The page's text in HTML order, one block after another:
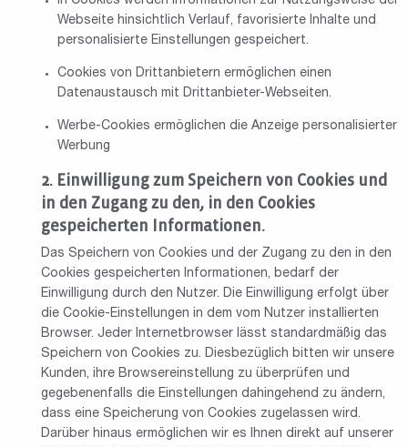
Webseite hinsichtlich Verlauf, favorisierte Inhalte und
personalisierte Einstellungen gespeichert.
Cookies von Drittanbietern ermöglichen einen
Datenaustausch mit Drittanbieter-Webseiten.
Werbe-Cookies ermöglichen die Anzeige personalisierter
Werbung
Einwilligung zum Speichern von Cookies und
in den Zugang zu den, in den Cookies
gespeicherten Informationen.
Das Speichern von Cookies und der Zugang zu den in den
Cookies gespeicherten Informationen, bedarf der
Einwilligung durch den Nutzer. Die Einwilligung erfolgt über
die Cookie-Einstellungen in dem vom Nutzer installierten
Browser. Jeder Internetbrowser lässt standardmäßig das
Speichern von Cookies zu. Diesbezüglich bitten wir unsere
Kunden, ihre Browsereinstellung zu überprüfen und
gegebenenfalls die Einstellungen dahingehend zu ändern,
dass eine Speicherung von Cookies zugelassen wird.
Darüber hinaus ermöglichen wir es Ihnen direkt auf unserer